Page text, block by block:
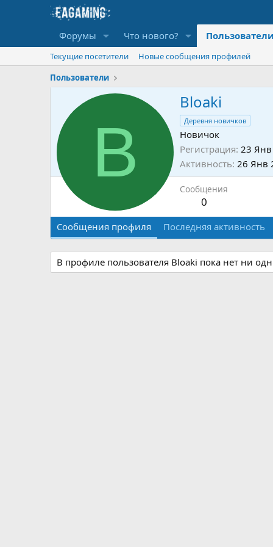
Форумы Что нового? Пользователи
Текущие посетители
Новые сообщения профилей
Пользователи
B
Bloaki
Деревня новичков
Новичок
Регистрация 23
Активность 26 Янв
Сообщения
0
Сообщения профиля Последняя активность
В профиле пользователя Bloaki пока нет ни